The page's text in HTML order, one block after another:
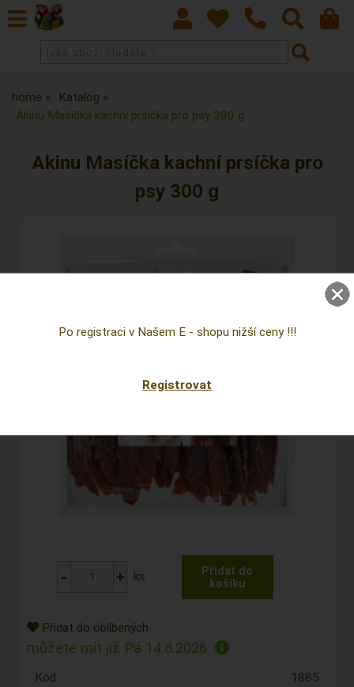
home
Katalog
Akinu Masíčka kachní prsíčka pro psy 300 g
Akinu Masíčka kachní prsíčka pro
psy 300 g
ks
Přidat do oblíbených
můžete mít již Pá 14.8.2026
Kód: 1885
Po registraci v Našem E - shopu nižší ceny !!!
Registrovat